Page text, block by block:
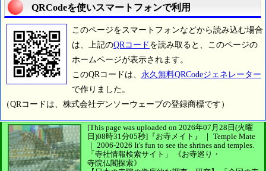
QRCodeを使いスマートフォンで利用
このページをスマートフォンなどから読み込む場合
は、上記のQRコード を読み取ると、このページの
ホームページが表示されます。
このQRコードは、 永久無料QRCodeジェネレーター
で作りました。
（QRコードは、株式会社デンソーウェーブの登録商標です）
[This page was uploaded on 2026年07月28日(火曜
日)08時31分05秒] 『お寺メイト』 ｜ Temple Mate
｜ 2006-2026 It's fun to see the shrines and temples.
「寺社情報検索サイト」
《お寺巡り・
寺院仏閣探索》